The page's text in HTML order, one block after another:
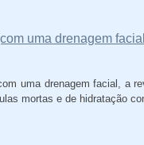
uma drenagem
uma drenagem facial, a
mortas e de hidratação